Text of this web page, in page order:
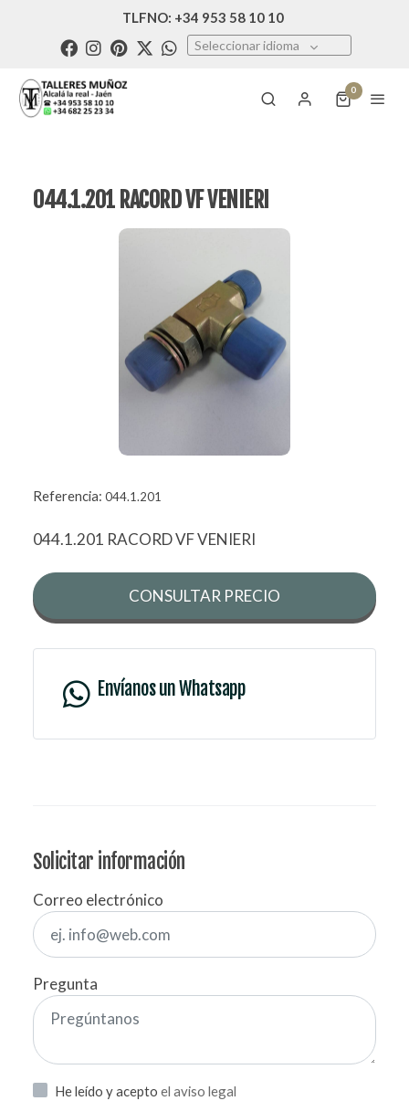
TLFNO: +34 953 58 10 10
Seleccionar idioma
0
044.1.201 RACORD VF VENIERI
Referencia: 044.1.201
044.1.201 RACORD VF VENIERI
CONSULTAR PRECIO
Envíanos un Whatsapp
Solicitar información
Correo electrónico
Pregunta
He leído y acepto el aviso legal